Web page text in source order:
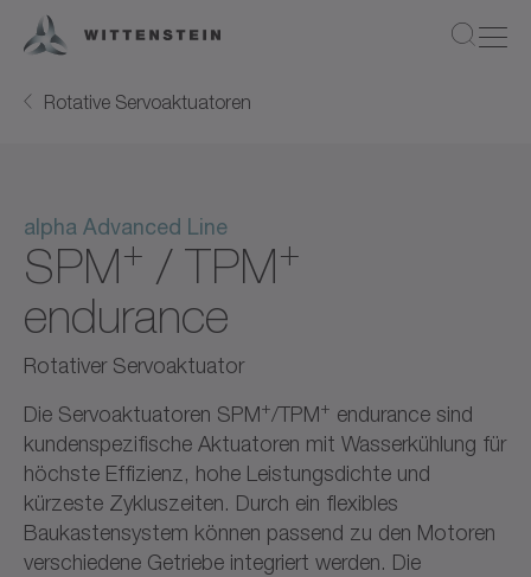
Rotative Servoaktuatoren
alpha Advanced Line
SPM+ / TPM+
endurance
Rotativer Servoaktuator
Die Servoaktuatoren SPM+/TPM+ endurance sind
kundenspezifische Aktuatoren mit Wasserkühlung für
höchste Effizienz, hohe Leistungsdichte und
kürzeste Zykluszeiten. Durch ein flexibles
Baukastensystem können passend zu den Motoren
verschiedene Getriebe integriert werden. Die